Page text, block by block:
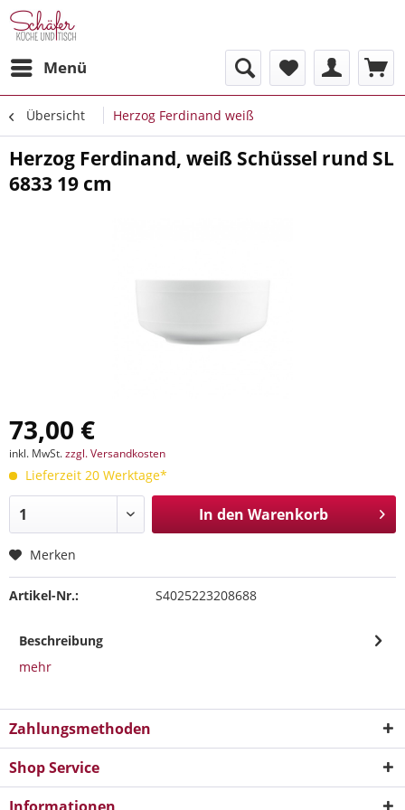
Menü
Übersicht Herzog Ferdinand weiß
Herzog Ferdinand, weiß Schüssel rund SL
6833 19 cm
73,00 €
inkl. MwSt.zzgl. Versandkosten
Lieferzeit 20 Werktage*
In den Warenkorb
Merken
Artikel-Nr.: S4025223208688
Beschreibung
mehr
Zahlungsmethoden
Shop Service